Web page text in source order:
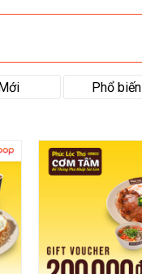
Phổ biến